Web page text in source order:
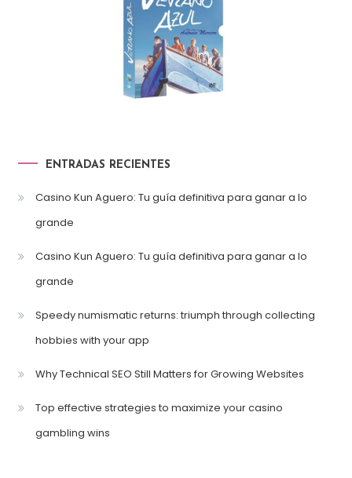
ENTRADAS RECIENTES
Casino Kun Aguero: Tu guía definitiva para ganar a lo
grande
Casino Kun Aguero: Tu guía definitiva para ganar a lo
grande
Speedy numismatic returns: triumph through collecting
hobbies with your app
Why Technical SEO Still Matters for Growing Websites
Top effective strategies to maximize your casino
gambling wins